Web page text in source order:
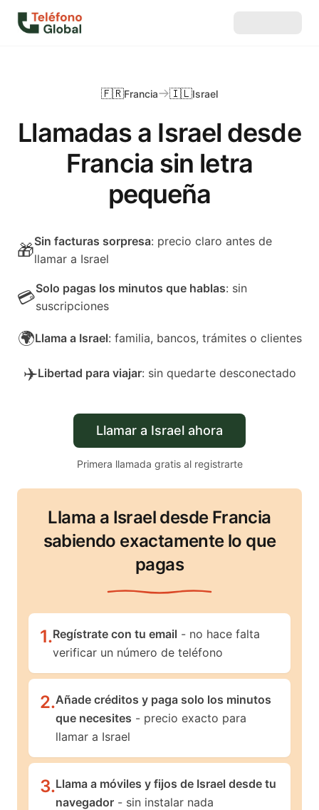
Llamadas a Israel desde
Francia sin letra
pequeña
🇫🇷Francia 🇮🇱Israel
🎁Sin facturas sorpresa: precio claro antes de
llamar a Israel
💳Solo pagas los minutos que hablas: sin
suscripciones
🌍Llama a Israel: familia, bancos, trámites o clientes
✈️Libertad para viajar: sin quedarte desconectado
Llamar a Israel ahora
Primera llamada gratis al registrarte
Llama a Israel desde Francia
sabiendo exactamente lo que
pagas
1.Regístrate con tu email - no hace falta
verificar un número de teléfono
2.Añade créditos y paga solo los minutos
que necesites - precio exacto para
llamar a Israel
3.Llama a móviles y fijos de Israel desde tu
navegador - sin instalar nada